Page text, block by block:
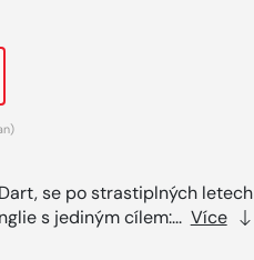
se po strastiplných letech
s jediným cílem:... Více